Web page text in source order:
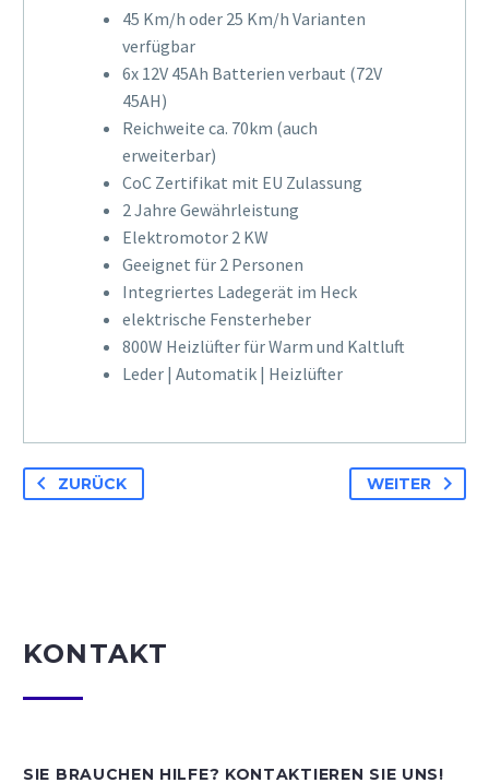
45 Km/h oder 25 Km/h Varianten
verfügbar
6x 12V 45Ah Batterien verbaut (72V
45AH)
Reichweite ca. 70km (auch
erweiterbar)
CoC Zertifikat mit EU Zulassung
2 Jahre Gewährleistung
Elektromotor 2 KW
Geeignet für 2 Personen
Integriertes Ladegerät im Heck
elektrische Fensterheber
800W Heizlüfter für Warm und Kaltluft
Leder | Automatik | Heizlüfter
ZURÜCK WEITER
KONTAKT
SIE BRAUCHEN HILFE? KONTAKTIEREN SIE UNS!